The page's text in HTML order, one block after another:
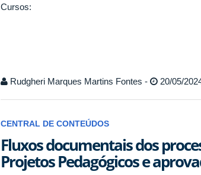
Cursos:
Rudgheri Marques Martins Fontes - 20/05/
CENTRAL DE CONTEÚDOS
Fluxos documentais dos
Projetos Pedagógicos e